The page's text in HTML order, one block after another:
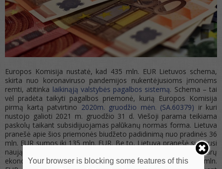
Europos Komisija nustatė, kad 435 mln. EUR Lietuvos schema,
skirta nuo koronaviruso pandemijos nukentėjusioms įmonėms
remti, atitinka laikinąją valstybės pagalbos sistemą. Schema – tai
vėl pradėta taikyti pagalbos priemonė, kurią Europos Komisija
pirmą kartą patvirtino 2020m. gruodžio mėn. (SA.60379) ir kuri
nustojo galioti 2021 m. gruodžio 31 d. Viešoji parama teikiama
paskolų taikant subsidijuojamas palūkanų normas forma. Lietuva
pranešė apie šios priemonės biudžeto padidinimą nuo pradinės 36
mln. EUR sumos iki 135 mln. EUR. Be to, Lietuva pranešė sukūrusi
naują priemonę, kuria siekiama teikti paramą investicijoms į tvarų
ekonomikos atsigavimą ir kurios bendras biudžetas – 300 mln.
Your browser is blocking some features of this